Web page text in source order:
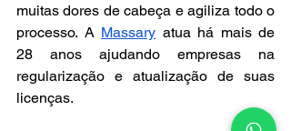
muitas dores de cabeça e agiliza todo o
processo. A Massary atua há mais de
28 anos ajudando empresas na
regularização e atualização de suas
licenças.